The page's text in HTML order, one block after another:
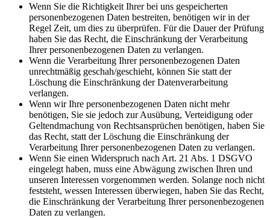
Wenn Sie die Richtigkeit Ihrer bei uns gespeicherten
personenbezogenen Daten bestreiten, benötigen wir in der
Regel Zeit, um dies zu überprüfen. Für die Dauer der Prüfung
haben Sie das Recht, die Einschränkung der Verarbeitung
Ihrer personenbezogenen Daten zu verlangen.
Wenn die Verarbeitung Ihrer personenbezogenen Daten
unrechtmäßig geschah/geschieht, können Sie statt der
Löschung die Einschränkung der Datenverarbeitung
verlangen.
Wenn wir Ihre personenbezogenen Daten nicht mehr
benötigen, Sie sie jedoch zur Ausübung, Verteidigung oder
Geltendmachung von Rechtsansprüchen benötigen, haben Sie
das Recht, statt der Löschung die Einschränkung der
Verarbeitung Ihrer personenbezogenen Daten zu verlangen.
Wenn Sie einen Widerspruch nach Art. 21 Abs. 1 DSGVO
eingelegt haben, muss eine Abwägung zwischen Ihren und
unseren Interessen vorgenommen werden. Solange noch nicht
feststeht, wessen Interessen überwiegen, haben Sie das Recht,
die Einschränkung der Verarbeitung Ihrer personenbezogenen
Daten zu verlangen.